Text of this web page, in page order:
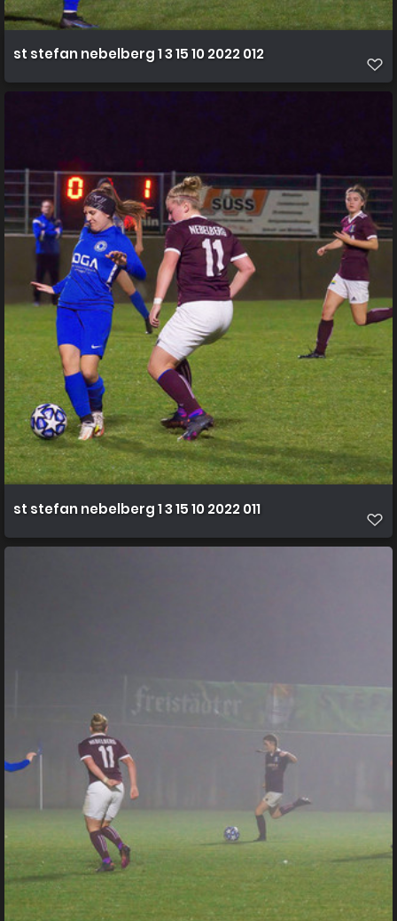
st stefan nebelberg 1 3 15 10 2022 012
st stefan nebelberg 1 3 15 10 2022 011